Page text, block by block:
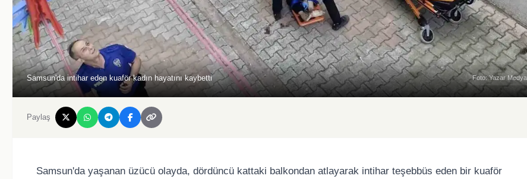
Samsun'da intihar eden kuaför kadın hayatını kaybetti Foto: Yazar Medya
Paylaş
Samsun'da yaşanan üzücü olayda, dördüncü kattaki balkondan atlayarak intihar teşebbüs eden bir kuaför